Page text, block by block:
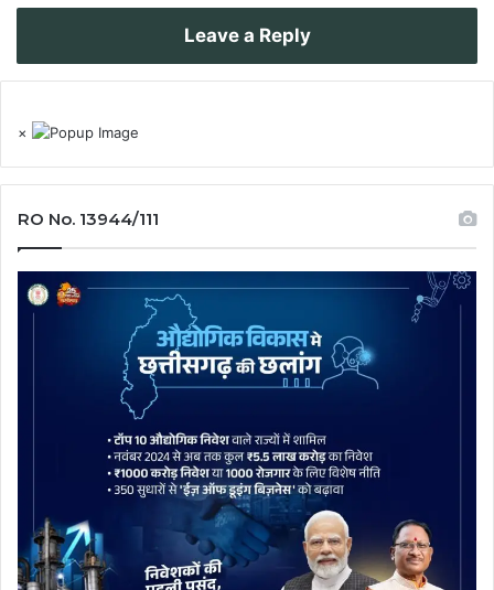
Leave a Reply
×
RO No. 13944/111